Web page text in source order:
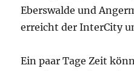
Eberswalde und
erreicht der InterCity
Ein paar Tage Zeit